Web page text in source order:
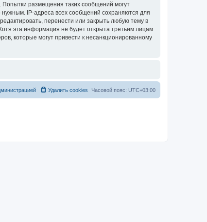
Попытки размещения таких сообщений могут
IP-адреса всех сообщений сохраняются для
перенести или закрыть любую тему в
эта информация не будет открыта третьим лицам
которые могут привести к несанкционированному
Часовой пояс: UTC+03:00
Удалить cookies